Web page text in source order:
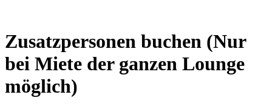
Zusatzpersonen buchen (Nur
bei Miete der ganzen Lounge
möglich)